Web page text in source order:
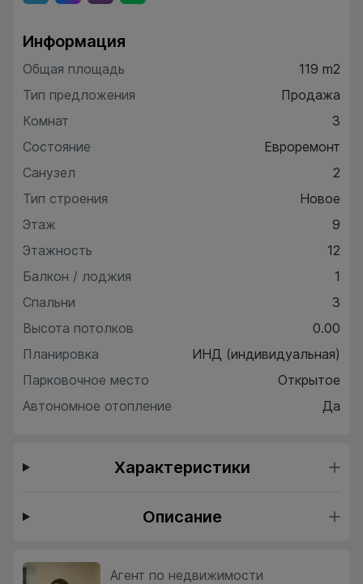
Информация
Общая площадь
119 m2
Тип предложения
Продажа
Комнат
3
Состояние
Евроремонт
Санузел
2
Тип строения
Новое
Этаж
9
Этажность
12
Балкон / лоджия
1
Спальни
3
Высота потолков
0.00
Планировка
ИНД (индивидуальная)
Парковочное место
Открытое
Автономное отопление
Да
Характеристики
Описание
Агент по недвижимости